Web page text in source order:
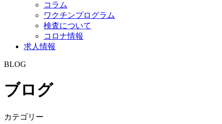
コラム
ワクチンプログラム
検査について
コロナ情報
求人情報
BLOG
ブログ
カテゴリー